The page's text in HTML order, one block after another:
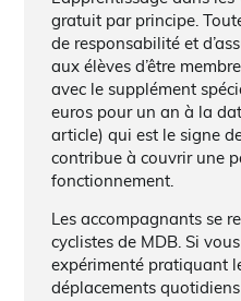
gratuit par principe.
de responsabilité et
aux élèves d’être
avec le supplément
euros pour un an à la
article) qui est le signe
contribue à couvrir une
fonctionnement.
Les accompagnants se
cyclistes de MDB. Si
expérimenté pratiquant
déplacements